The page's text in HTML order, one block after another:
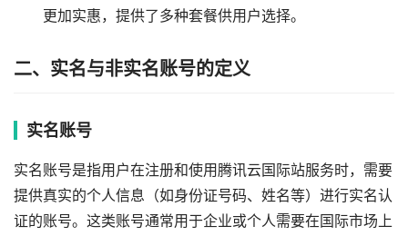
更加实惠，提供了多种套餐供用户选择。
二、实名与非实名账号的定义
实名账号
实名账号是指用户在注册和使用腾讯云国际站服务时，需要
提供真实的个人信息（如身份证号码、姓名等）进行实名认
证的账号。这类账号通常用于企业或个人需要在国际市场上